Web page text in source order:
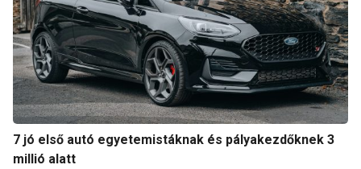
7 jó első autó egyetemistáknak és pályakezdőknek 3
millió alatt